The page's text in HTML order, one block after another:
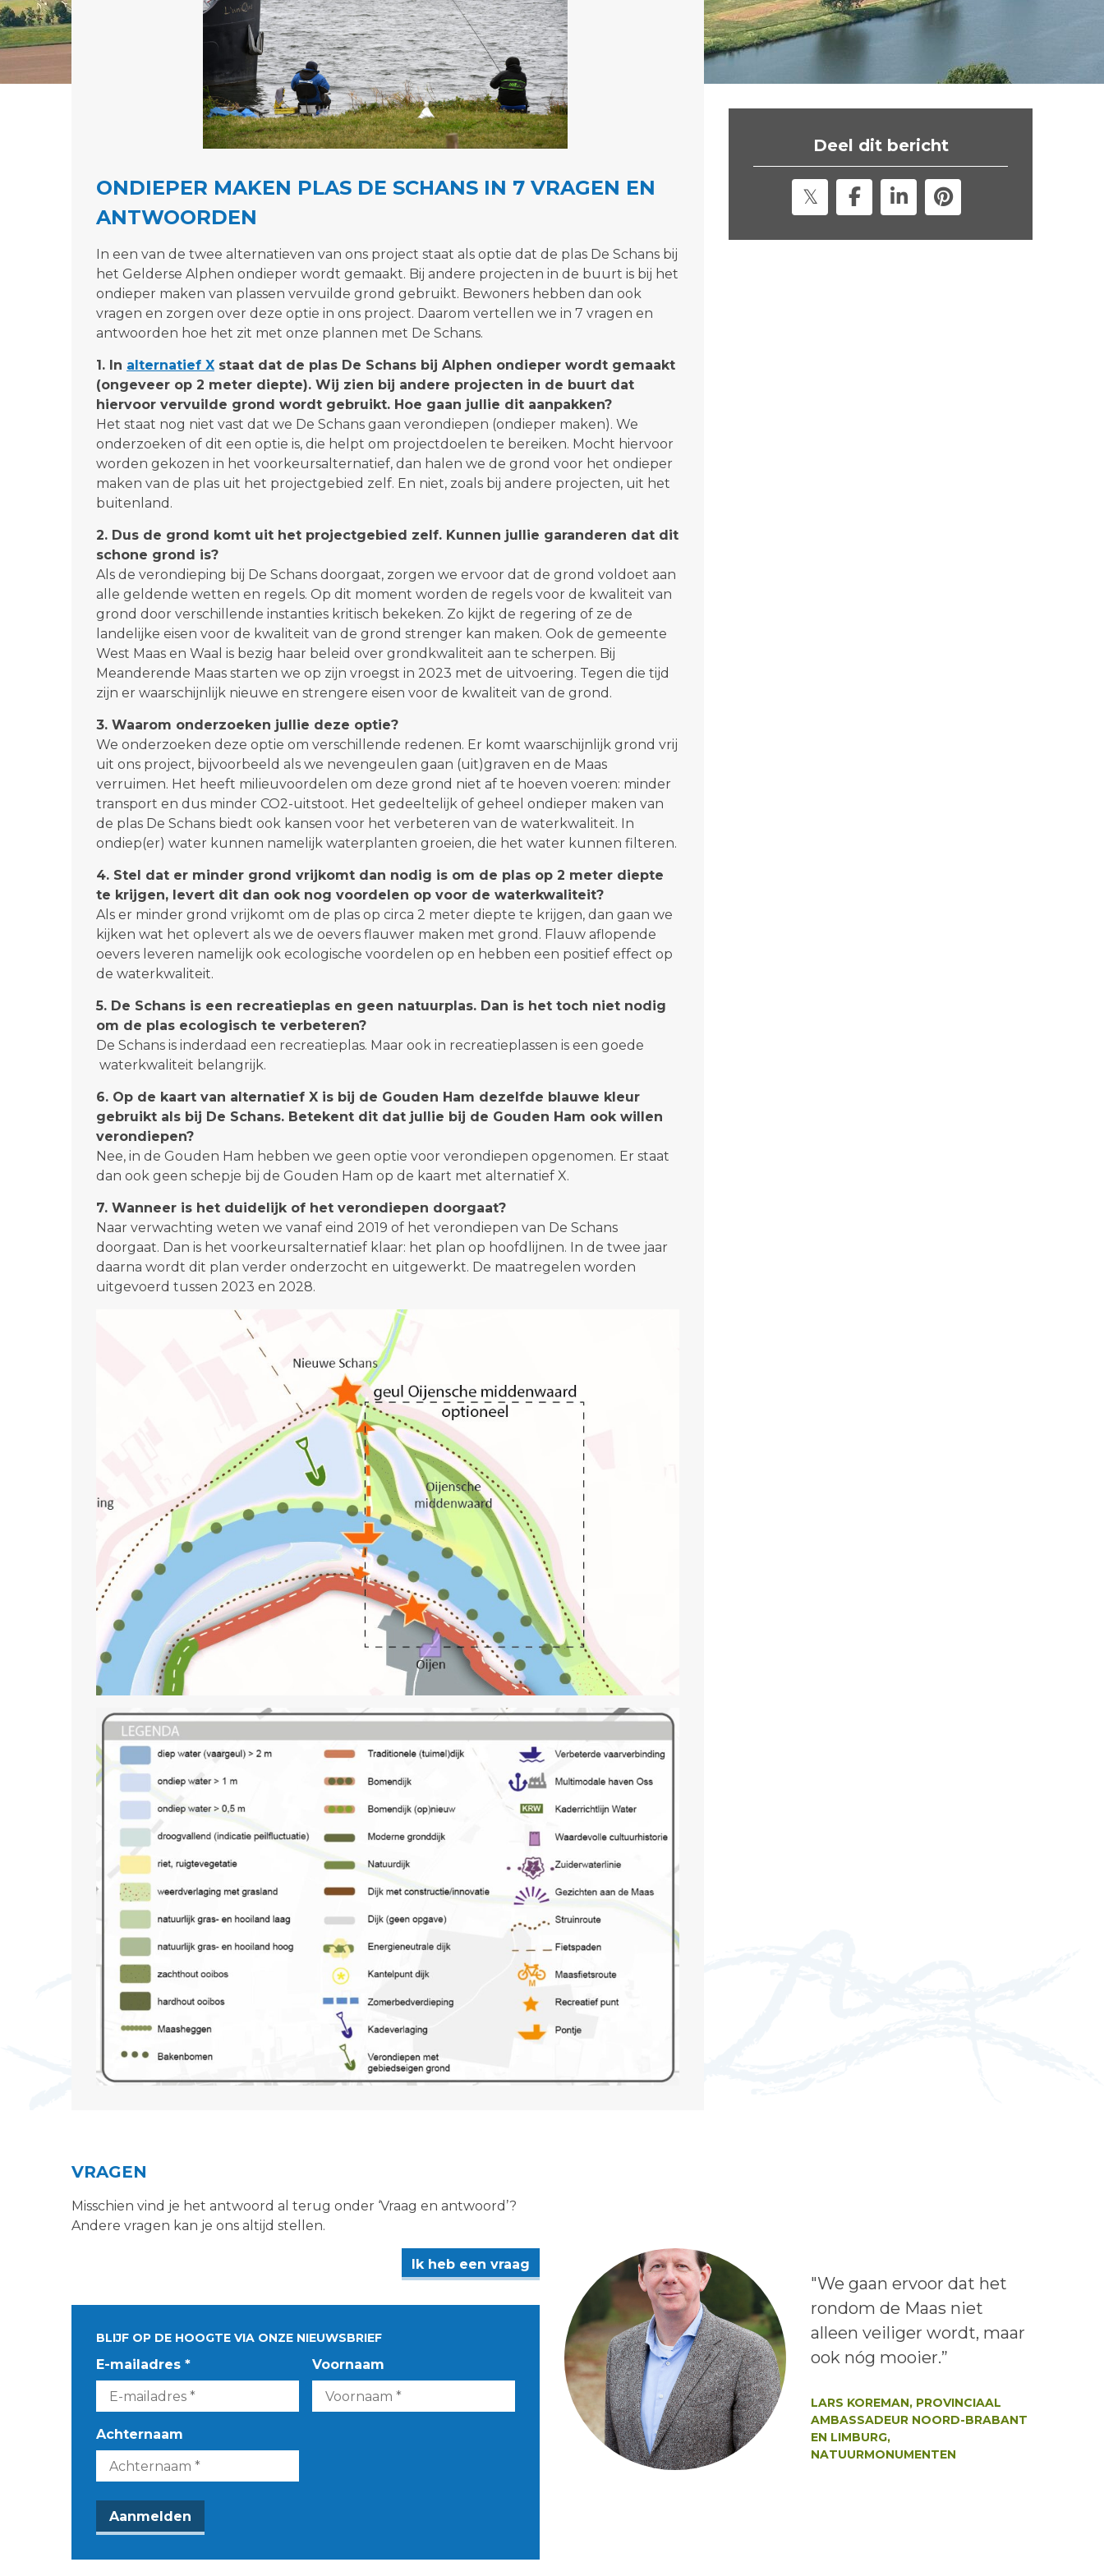
ONDIEPER MAKEN PLAS DE SCHANS IN 7 VRAGEN EN
ANTWOORDEN
In een van de twee alternatieven van ons project staat als optie dat de plas De Schans bij
het Gelderse Alphen ondieper wordt gemaakt. Bij andere projecten in de buurt is bij het
ondieper maken van plassen vervuilde grond gebruikt. Bewoners hebben dan ook
vragen en zorgen over deze optie in ons project. Daarom vertellen we in 7 vragen en
antwoorden hoe het zit met onze plannen met De Schans.
1. In alternatief X staat dat de plas De Schans bij Alphen ondieper wordt gemaakt
(ongeveer op 2 meter diepte). Wij zien bij andere projecten in de buurt dat
hiervoor vervuilde grond wordt gebruikt. Hoe gaan jullie dit aanpakken?
Het staat nog niet vast dat we De Schans gaan verondiepen (ondieper maken). We
onderzoeken of dit een optie is, die helpt om projectdoelen te bereiken. Mocht hiervoor
worden gekozen in het voorkeursalternatief, dan halen we de grond voor het ondieper
maken van de plas uit het projectgebied zelf. En niet, zoals bij andere projecten, uit het
buitenland.
2. Dus de grond komt uit het projectgebied zelf. Kunnen jullie garanderen dat dit
schone grond is?
Als de verondieping bij De Schans doorgaat, zorgen we ervoor dat de grond voldoet aan
alle geldende wetten en regels. Op dit moment worden de regels voor de kwaliteit van
grond door verschillende instanties kritisch bekeken. Zo kijkt de regering of ze de
landelijke eisen voor de kwaliteit van de grond strenger kan maken. Ook de gemeente
West Maas en Waal is bezig haar beleid over grondkwaliteit aan te scherpen. Bij
Meanderende Maas starten we op zijn vroegst in 2023 met de uitvoering. Tegen die tijd
zijn er waarschijnlijk nieuwe en strengere eisen voor de kwaliteit van de grond.
3. Waarom onderzoeken jullie deze optie?
We onderzoeken deze optie om verschillende redenen. Er komt waarschijnlijk grond vrij
uit ons project, bijvoorbeeld als we nevengeulen gaan (uit)graven en de Maas
verruimen. Het heeft milieuvoordelen om deze grond niet af te hoeven voeren: minder
transport en dus minder CO2-uitstoot. Het gedeeltelijk of geheel ondieper maken van
de plas De Schans biedt ook kansen voor het verbeteren van de waterkwaliteit. In
ondiep(er) water kunnen namelijk waterplanten groeien, die het water kunnen filteren.
4. Stel dat er minder grond vrijkomt dan nodig is om de plas op 2 meter diepte
te krijgen, levert dit dan ook nog voordelen op voor de waterkwaliteit?
Als er minder grond vrijkomt om de plas op circa 2 meter diepte te krijgen, dan gaan we
kijken wat het oplevert als we de oevers flauwer maken met grond. Flauw aflopende
oevers leveren namelijk ook ecologische voordelen op en hebben een positief effect op
de waterkwaliteit.
5. De Schans is een recreatieplas en geen natuurplas. Dan is het toch niet nodig
om de plas ecologisch te verbeteren?
De Schans is inderdaad een recreatieplas. Maar ook in recreatieplassen is een goede
waterkwaliteit belangrijk.
6. Op de kaart van alternatief X is bij de Gouden Ham dezelfde blauwe kleur
gebruikt als bij De Schans. Betekent dit dat jullie bij de Gouden Ham ook willen
verondiepen?
Nee, in de Gouden Ham hebben we geen optie voor verondiepen opgenomen. Er staat
dan ook geen schepje bij de Gouden Ham op de kaart met alternatief X.
7. Wanneer is het duidelijk of het verondiepen doorgaat?
Naar verwachting weten we vanaf eind 2019 of het verondiepen van De Schans
doorgaat. Dan is het voorkeursalternatief klaar: het plan op hoofdlijnen. In de twee jaar
daarna wordt dit plan verder onderzocht en uitgewerkt. De maatregelen worden
uitgevoerd tussen 2023 en 2028.
Deel dit bericht
VRAGEN
Misschien vind je het antwoord al terug onder ‘Vraag en antwoord’?
Andere vragen kan je ons altijd stellen.
Ik heb een vraag
BLIJF OP DE HOOGTE VIA ONZE NIEUWSBRIEF
E-mailadres * Voornaam
Achternaam
Lees het bericht:
"We gaan ervoor dat het
rondom de Maas niet
alleen veiliger wordt, maar
ook nóg mooier.”
LARS KOREMAN, PROVINCIAAL
AMBASSADEUR NOORD-BRABANT
EN LIMBURG,
NATUURMONUMENTEN